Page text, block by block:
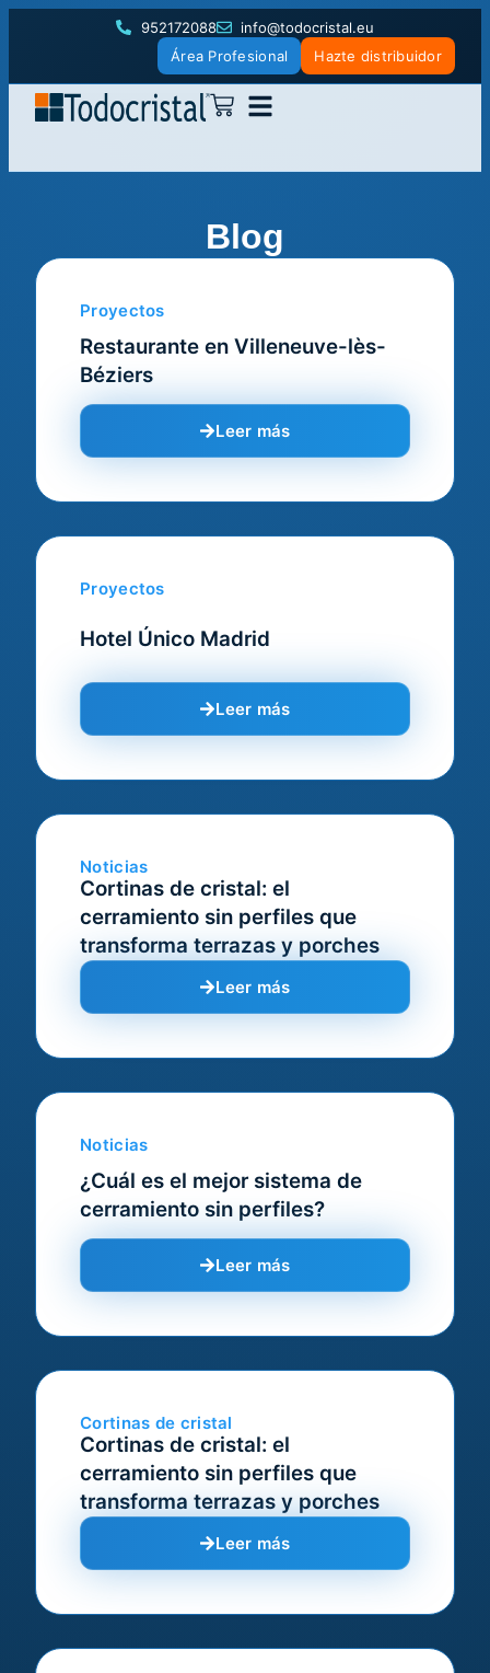
952172088
info@todocristal.eu
Hazte distribuidor
Área Profesional
Blog
Proyectos
Restaurante en Villeneuve-lès-
Béziers
Leer más
Proyectos
Hotel Único Madrid
Leer más
Noticias
Cortinas de cristal: el
cerramiento sin perfiles que
transforma terrazas y porches
Leer más
Noticias
¿Cuál es el mejor sistema de
cerramiento sin perfiles?
Leer más
Cortinas de cristal
Cortinas de cristal: el
cerramiento sin perfiles que
transforma terrazas y porches
Leer más